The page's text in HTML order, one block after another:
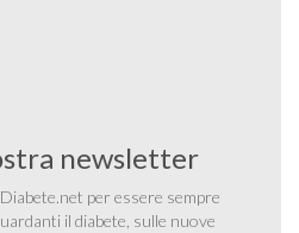
newsletter
per essere sempre
il diabete, sulle nuove